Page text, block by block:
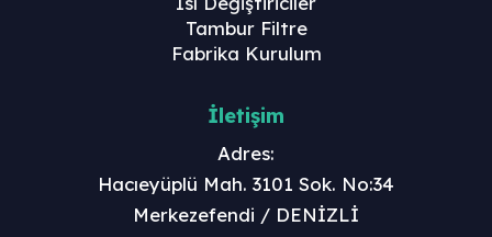
Tambur Filtre
Fabrika Kurulum
İletişim
Adres:
Hacıeyüplü Mah. 3101 Sok. No:34
Merkezefendi / DENİZLİ